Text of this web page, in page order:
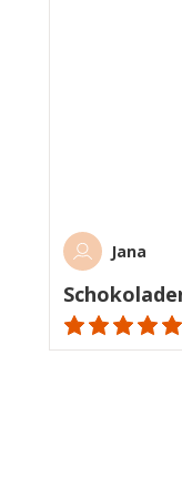
Jana
Bewertung